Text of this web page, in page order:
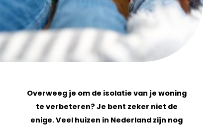
Overweeg je om de isolatie van je woning
te verbeteren? Je bent zeker niet de
enige. Veel huizen in Nederland zijn nog